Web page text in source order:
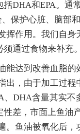
括DHA和EPA。通
保护心脏、脑部
挥作用。我们自身
须通过食物来补充。
达到改善血脂的
出，由于加工过程
、DHA含量其实不
性差，市面上鱼油
。鱼油被氧化后，